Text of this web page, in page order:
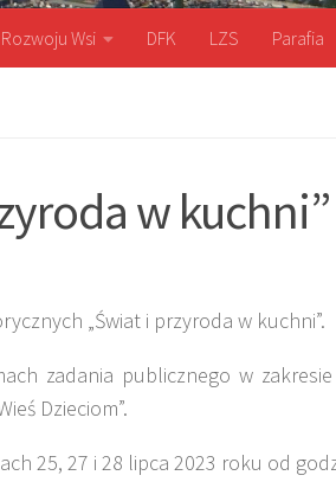
Wsi DFK LZS Parafia
w kuchni”
„Świat i przyroda w kuchni”.
zadania publicznego w
Dzieciom”.
25, 27 i 28 lipca 2023 roku od